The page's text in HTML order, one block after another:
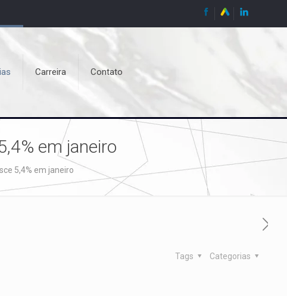
Carreira Contato
em janeiro
5,4% em janeiro
Categorias
Tags